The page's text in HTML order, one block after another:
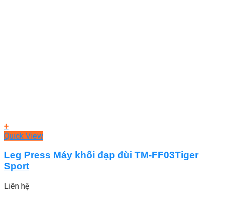
+
Quick View
Leg Press Máy khối đạp đùi TM-FF03Tiger
Sport
Liên hệ